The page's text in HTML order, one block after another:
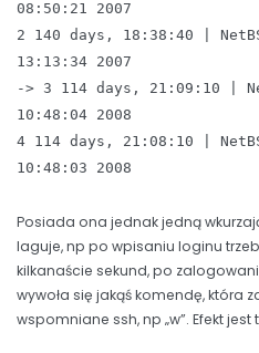
08:50:21 2007
2 140 days, 18:38:40 |
13:13:34 2007
-> 3 114 days, 21:09:10 |
10:48:04 2008
4 114 days, 21:08:10 |
10:48:03 2008
Posiada ona jednak jedną
laguje, np po wpisaniu loginu
kilkanaście sekund, po
wywoła się jakąś komendę, która
wspomniane ssh, np „w”. Efekt jest